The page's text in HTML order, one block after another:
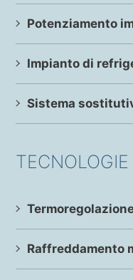
Potenziamento
Impianto di
Sistema
TECNOLOGIE
Raffreddamento